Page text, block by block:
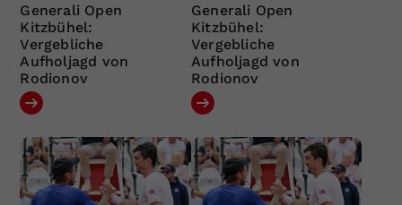
Generali Open
Kitzbühel:
Vergebliche
Aufholjagd von
Rodionov
Generali Open
Kitzbühel:
Vergebliche
Aufholjagd von
Rodionov